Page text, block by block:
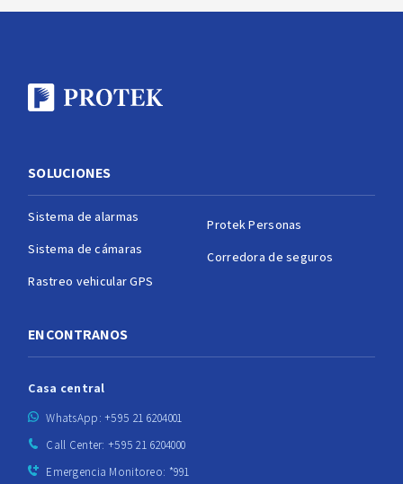
SOLUCIONES
Sistema de alarmas
Sistema de cámaras
Rastreo vehicular GPS
Protek Personas
Corredora de seguros
ENCONTRANOS
Casa central
WhatsApp: +595 21 6204001
Call Center: +595 21 6204000
Emergencia Monitoreo: *991